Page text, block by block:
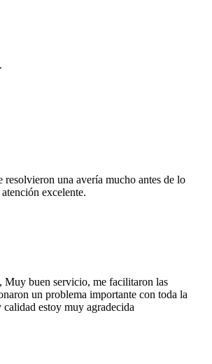
resolvieron una avería mucho antes de lo
excelente.
buen servicio, me facilitaron las
un problema importante con toda la
estoy muy agradecida